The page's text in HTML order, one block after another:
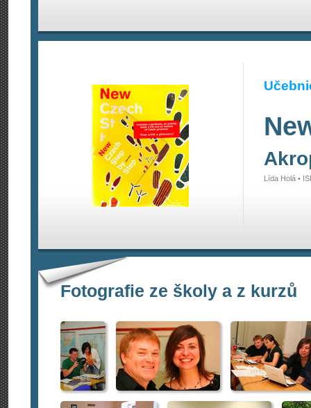
Lída Holá •
Fotografie ze školy a z kurzů